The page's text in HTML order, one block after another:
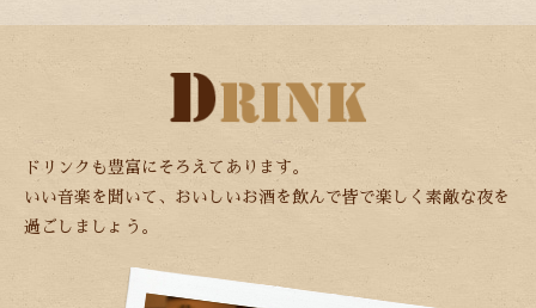
ドリンクも豊富にそろえてあります。
いい音楽を聞いて、おいしいお酒を飲んで皆で楽しく素敵な夜を
過ごしましょう。